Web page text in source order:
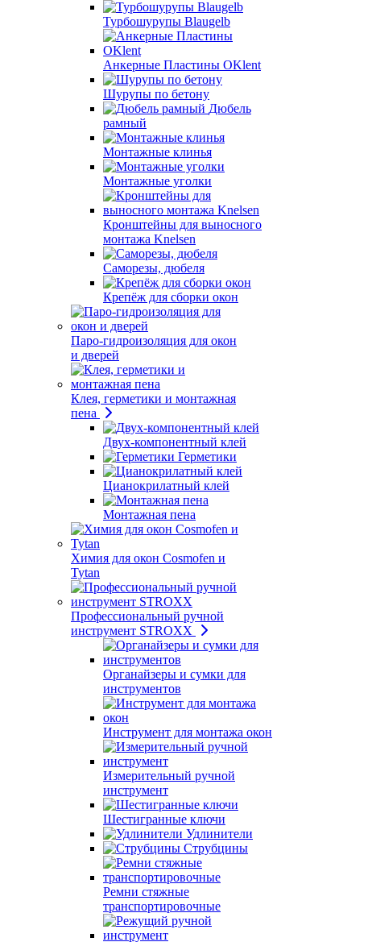
Турбошурупы Blaugelb
Анкерные Пластины OKlent
Шурупы по бетону
Дюбель
рамный
Монтажные клинья
Монтажные уголки
Кронштейны для выносного
монтажа Knelsen
Саморезы, дюбеля
Крепёж для сборки окон
Паро-гидроизоляция для окон
и дверей
Клея, герметики и монтажная
пена
Двух-компонентный клей
Герметики
Цианокрилатный клей
Монтажная пена
Химия для окон Cosmofen и
Tytan
Профессиональный ручной
инструмент STROXX
Органайзеры и сумки для
инструментов
Инструмент для монтажа окон
Измерительный ручной
инструмент
Шестигранные ключи
Удлинители
Струбцины
Ремни стяжные
транспортировочные